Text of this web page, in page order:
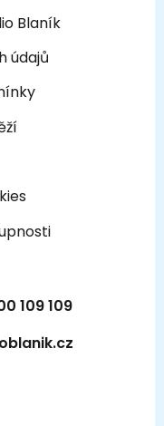
Blaník
údajů
109 109